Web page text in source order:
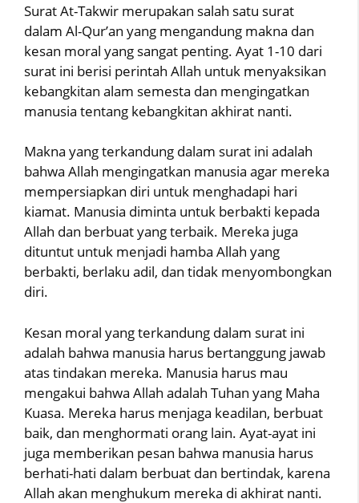
Surat At-Takwir merupakan salah satu surat
dalam Al-Qur’an yang mengandung makna dan
kesan moral yang sangat penting. Ayat 1-10 dari
surat ini berisi perintah Allah untuk menyaksikan
kebangkitan alam semesta dan mengingatkan
manusia tentang kebangkitan akhirat nanti.
Makna yang terkandung dalam surat ini adalah
bahwa Allah mengingatkan manusia agar mereka
mempersiapkan diri untuk menghadapi hari
kiamat. Manusia diminta untuk berbakti kepada
Allah dan berbuat yang terbaik. Mereka juga
dituntut untuk menjadi hamba Allah yang
berbakti, berlaku adil, dan tidak menyombongkan
diri.
Kesan moral yang terkandung dalam surat ini
adalah bahwa manusia harus bertanggung jawab
atas tindakan mereka. Manusia harus mau
mengakui bahwa Allah adalah Tuhan yang Maha
Kuasa. Mereka harus menjaga keadilan, berbuat
baik, dan menghormati orang lain. Ayat-ayat ini
juga memberikan pesan bahwa manusia harus
berhati-hati dalam berbuat dan bertindak, karena
Allah akan menghukum mereka di akhirat nanti.